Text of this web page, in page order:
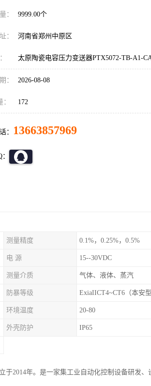
： 9999.00个
： 河南省郑州中原区
太原陶瓷电容压力变送器PTX5072-TB-A1-
： 2026-08-08
172
： 13663857969
测量精度 0.1%，0.25%，0.5%
电 源 15--30VDC
测量介质 气体、液体、蒸汽
防暴等级 ExiaIICT4~CT6（本安型
环境温度 20-80
外壳防护 IP65
2014年。是一家集工业自动化控制设备研发、